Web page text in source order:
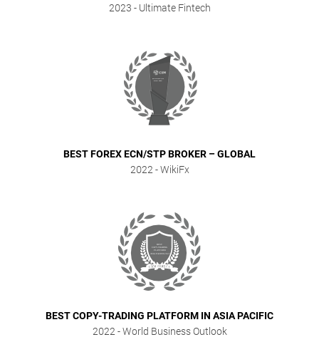
2023 - Ultimate Fintech
BEST FOREX ECN/STP BROKER – GLOBAL
2022 - WikiFx
BEST COPY-TRADING PLATFORM IN ASIA PACIFIC
2022 - World Business Outlook